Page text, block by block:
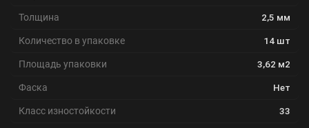
Толщина 2,5 мм
Количество в упаковке 14 шт
Площадь упаковки 3,62 м2
Фаска Нет
Класс изностойкости 33